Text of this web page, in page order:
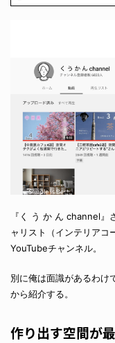
『く う か ん channel』
ャリスト（インテリアコ
YouTubeチャンネル。
別に俺は面識があるわけ
から紹介する。
作り出す空間が